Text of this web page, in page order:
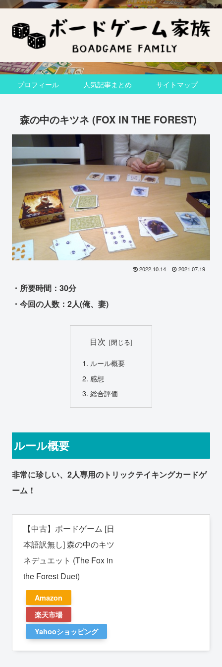
プロフィール 人気記事まとめ サイトマップ
森の中のキツネ (FOX IN THE FOREST)
2022.10.14 2021.07.19
・所要時間：30分
・今回の人数：2人(俺、妻)
目次
ルール概要
感想
総合評価
ルール概要
非常に珍しい、2人専用のトリックテイキングカードゲ
ーム！
【中古】ボードゲーム [日
本語訳無し] 森の中のキツ
ネデュエット (The Fox in
the Forest Duet)
Amazon
楽天市場
Yahooショッピング